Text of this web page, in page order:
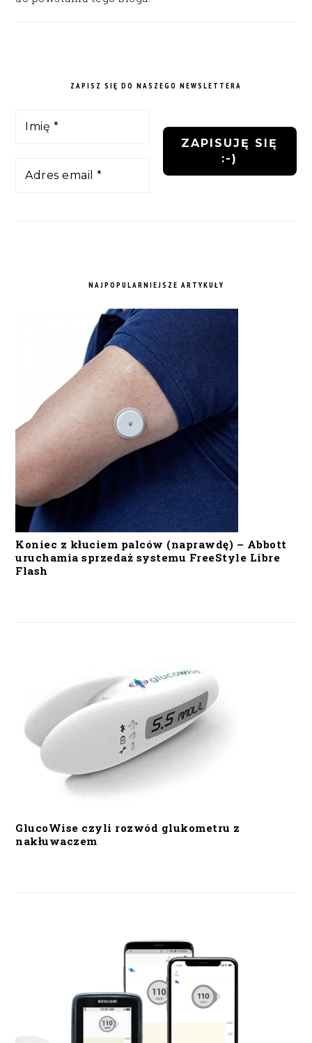
ZAPISZ SIĘ DO NASZEGO NEWSLETTERA
NAJPOPULARNIEJSZE ARTYKUŁY
Koniec z kłuciem palców (naprawdę) – Abbott
uruchamia sprzedaż systemu FreeStyle Libre
Flash
GlucoWise czyli rozwód glukometru z
nakłuwaczem